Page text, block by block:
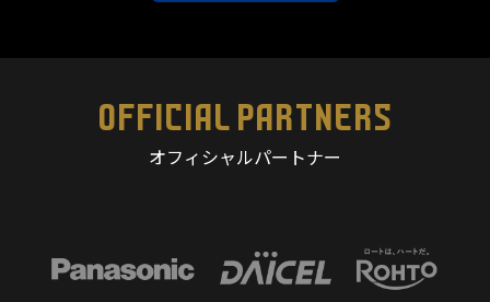
OFFICIAL PARTNERS
オフィシャルパートナー